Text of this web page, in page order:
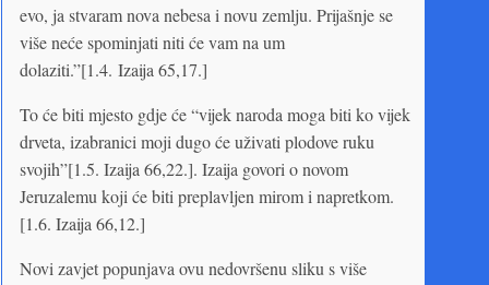
evo, ja stvaram nova nebesa i novu zemlju. Prijašnje se
više neće spominjati niti će vam na um
dolaziti.”[1.4. Izaija 65,17.]
To će biti mjesto gdje će “vijek naroda moga biti ko vijek
drveta, izabranici moji dugo će uživati plodove ruku
svojih”[1.5. Izaija 66,22.]. Izaija govori o novom
Jeruzalemu koji će biti preplavljen mirom i napretkom.
[1.6. Izaija 66,12.]
Novi zavjet popunjava ovu nedovršenu sliku s više